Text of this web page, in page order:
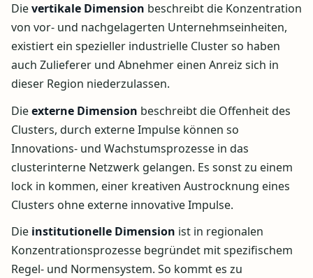
Dievertikale Dimension beschreibt die Konzentration
von vor- und nachgelagerten Unternehmseinheiten,
existiert ein spezieller industrielle Cluster so haben
auch Zulieferer und Abnehmer einen Anreiz sich in
dieser Region niederzulassen.
Dieexterne Dimension beschreibt die Offenheit des
Clusters, durch externe Impulse können so
Innovations- und Wachstumsprozesse in das
clusterinterne Netzwerk gelangen. Es sonst zu einem
lock in kommen, einer kreativen Austrocknung eines
Clusters ohne externe innovative Impulse.
Die institutionelle Dimension ist in regionalen
Konzentrationsprozesse begründet mit spezifischem
Regel- und Normensystem. So kommt es zu